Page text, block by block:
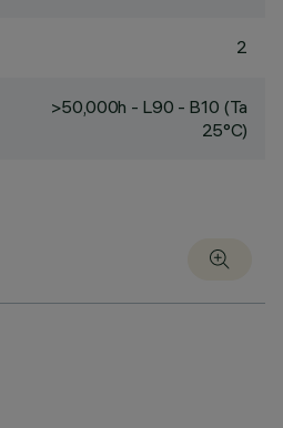
2
>50,000h - L90 - B10 (Ta
25°C)